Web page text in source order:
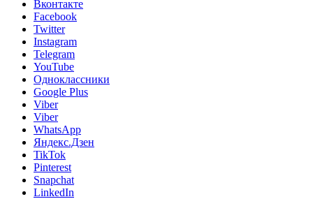
Вконтакте
Facebook
Twitter
Instagram
Telegram
YouTube
Одноклассники
Google Plus
Viber
Viber
WhatsApp
Яндекс.Дзен
TikTok
Pinterest
Snapchat
LinkedIn